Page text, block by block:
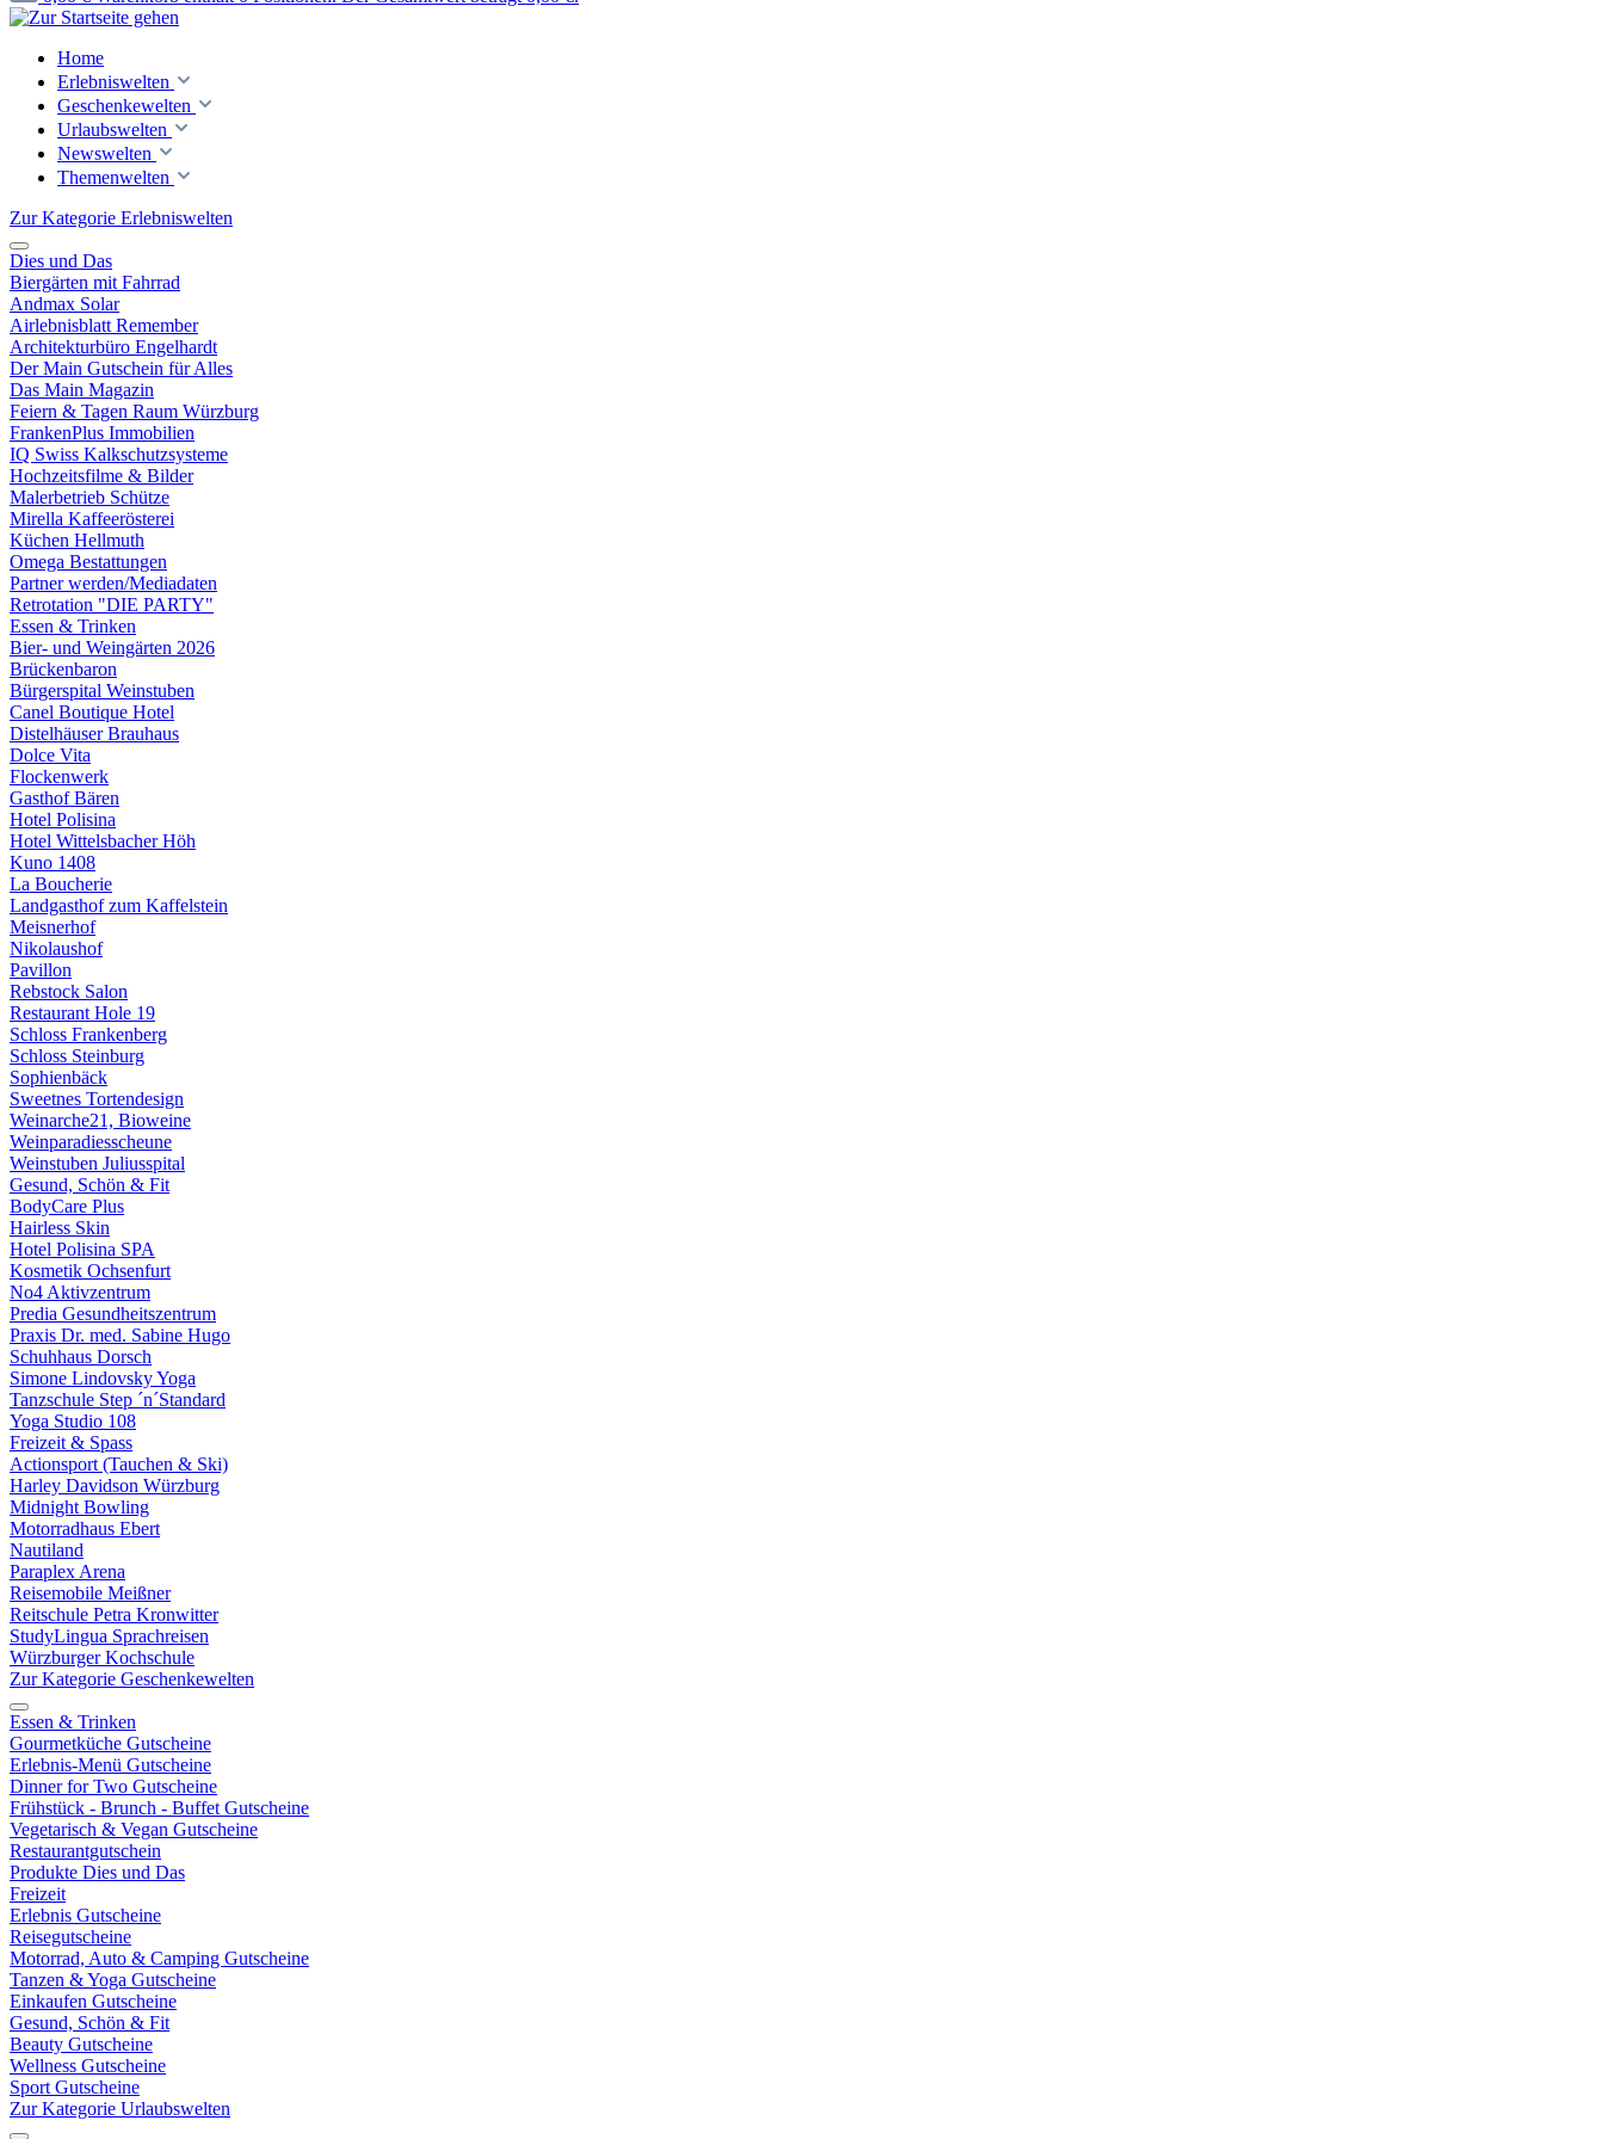
Home
Erlebniswelten
Geschenkewelten
Urlaubswelten
Newswelten
Themenwelten
Zur Kategorie Erlebniswelten
Dies und Das
Biergärten mit Fahrrad
Andmax Solar
Airlebnisblatt Remember
Architekturbüro Engelhardt
Der Main Gutschein für Alles
Das Main Magazin
Feiern & Tagen Raum Würzburg
FrankenPlus Immobilien
IQ Swiss Kalkschutzsysteme
Hochzeitsfilme & Bilder
Malerbetrieb Schütze
Mirella Kaffeerösterei
Küchen Hellmuth
Omega Bestattungen
Partner werden/Mediadaten
Retrotation "DIE PARTY"
Essen & Trinken
Bier- und Weingärten 2026
Brückenbaron
Bürgerspital Weinstuben
Canel Boutique Hotel
Distelhäuser Brauhaus
Dolce Vita
Flockenwerk
Gasthof Bären
Hotel Polisina
Hotel Wittelsbacher Höh
Kuno 1408
La Boucherie
Landgasthof zum Kaffelstein
Meisnerhof
Nikolaushof
Pavillon
Rebstock Salon
Restaurant Hole 19
Schloss Frankenberg
Schloss Steinburg
Sophienbäck
Sweetnes Tortendesign
Weinarche21, Bioweine
Weinparadiesscheune
Weinstuben Juliusspital
Gesund, Schön & Fit
BodyCare Plus
Hairless Skin
Hotel Polisina SPA
Kosmetik Ochsenfurt
No4 Aktivzentrum
Predia Gesundheitszentrum
Praxis Dr. med. Sabine Hugo
Schuhhaus Dorsch
Simone Lindovsky Yoga
Tanzschule Step ´n´Standard
Yoga Studio 108
Freizeit & Spass
Actionsport (Tauchen & Ski)
Harley Davidson Würzburg
Midnight Bowling
Motorradhaus Ebert
Nautiland
Paraplex Arena
Reisemobile Meißner
Reitschule Petra Kronwitter
StudyLingua Sprachreisen
Würzburger Kochschule
Zur Kategorie Geschenkewelten
Essen & Trinken
Gourmetküche Gutscheine
Erlebnis-Menü Gutscheine
Dinner for Two Gutscheine
Frühstück - Brunch - Buffet Gutscheine
Vegetarisch & Vegan Gutscheine
Restaurantgutschein
Produkte Dies und Das
Freizeit
Erlebnis Gutscheine
Reisegutscheine
Motorrad, Auto & Camping Gutscheine
Tanzen & Yoga Gutscheine
Einkaufen Gutscheine
Gesund, Schön & Fit
Beauty Gutscheine
Wellness Gutscheine
Sport Gutscheine
Zur Kategorie Urlaubswelten